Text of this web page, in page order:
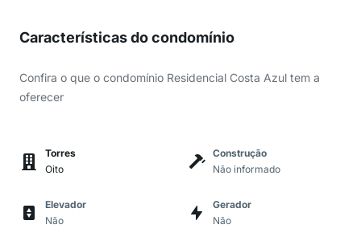
Características do condomínio
Confira o que o condomínio Residencial Costa Azul tem a
oferecer
Torres
Oito
Construção
Não informado
Elevador
Não
Gerador
Não